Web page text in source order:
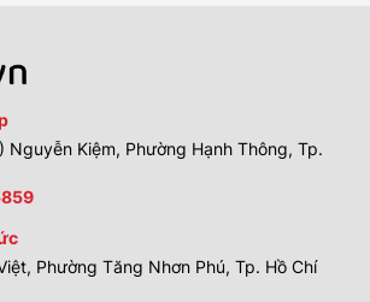
Kiệm, Phường Hạnh Thông, Tp.
Phường Tăng Nhơn Phú, Tp. Hồ Chí